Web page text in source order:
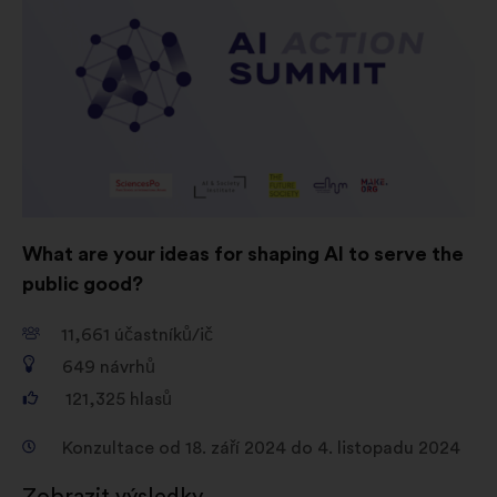
What are your ideas for shaping AI to serve the
public good?
11,661 účastníků/ič
649 návrhů
121,325 hlasů
Konzultace od 18. září 2024 do 4. listopadu 2024
sítí